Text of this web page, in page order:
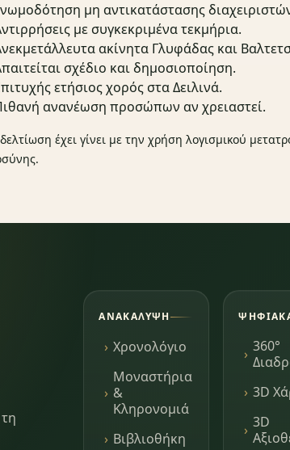
μη αντικατάστασης
με συγκεκριμένα τεκμήρια.
ακίνητα Γλυφάδας και
σχέδιο και δημοσιοποίηση.
ετήσιος χορός στα Δειλινά.
ανανέωση προσώπων αν χρειαστεί.
έχει γίνει με την χρήση λογισμικού
ΑΝΑΚΆΛΥΨΗ
Χρονολόγιο
Μοναστήρια
&
Κληρονομιά
Βιβλιοθήκη
360°
3D
3D